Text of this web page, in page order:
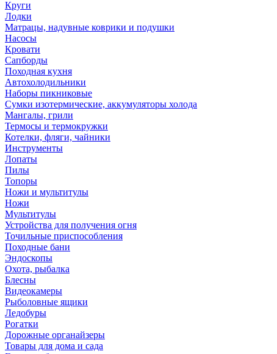
Круги
Лодки
Матрацы, надувные коврики и подушки
Насосы
Кровати
Сапборды
Походная кухня
Автохолодильники
Наборы пикниковые
Сумки изотермические, аккумуляторы холода
Мангалы, грили
Термосы и термокружки
Котелки, фляги, чайники
Инструменты
Лопаты
Пилы
Топоры
Ножи и мультитулы
Ножи
Мультитулы
Устройства для получения огня
Точильные приспособления
Походные бани
Эндоскопы
Охота, рыбалка
Блесны
Видеокамеры
Рыболовные ящики
Ледобуры
Рогатки
Дорожные органайзеры
Товары для дома и сада